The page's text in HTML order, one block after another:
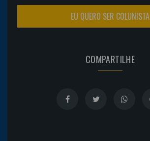
EU QUERO SER COLUNISTA
COMPARTILHE